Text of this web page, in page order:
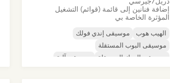
إضافة فنانين إلى قائمة (قوائم) التشغيل
المؤثرة الخاصة بي
الهيب هوب
موسيقى إندي فولك
موسيقى البوب المستقلة
موسيقى الروك المستقلة
موسيقى آلية